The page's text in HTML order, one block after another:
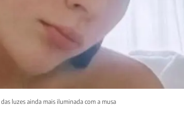
luzes ainda mais iluminada com a musa